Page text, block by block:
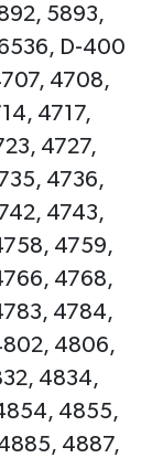
5893,
D-400
4708,
4717,
4727,
4736,
4743,
4759,
4768,
4784,
4806,
4834,
4855,
4887,